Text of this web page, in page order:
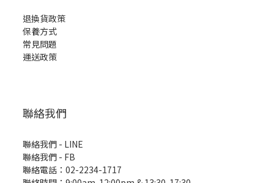
退換貨政策
保養方式
常見問題
運送政策
聯絡我們
聯絡我們 - LINE
聯絡我們 - FB
聯絡電話：02-2234-1717